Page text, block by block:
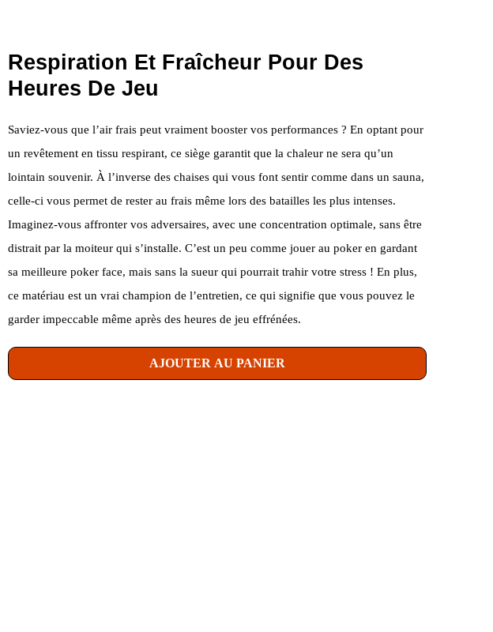
Respiration Et Fraîcheur Pour Des
Heures De Jeu
Saviez-vous que l’air frais peut vraiment booster vos performances ? En optant pour
un revêtement en tissu respirant, ce siège garantit que la chaleur ne sera qu’un
lointain souvenir. À l’inverse des chaises qui vous font sentir comme dans un sauna,
celle-ci vous permet de rester au frais même lors des batailles les plus intenses.
Imaginez-vous affronter vos adversaires, avec une concentration optimale, sans être
distrait par la moiteur qui s’installe. C’est un peu comme jouer au poker en gardant
sa meilleure poker face, mais sans la sueur qui pourrait trahir votre stress ! En plus,
ce matériau est un vrai champion de l’entretien, ce qui signifie que vous pouvez le
garder impeccable même après des heures de jeu effrénées.
AJOUTER AU PANIER